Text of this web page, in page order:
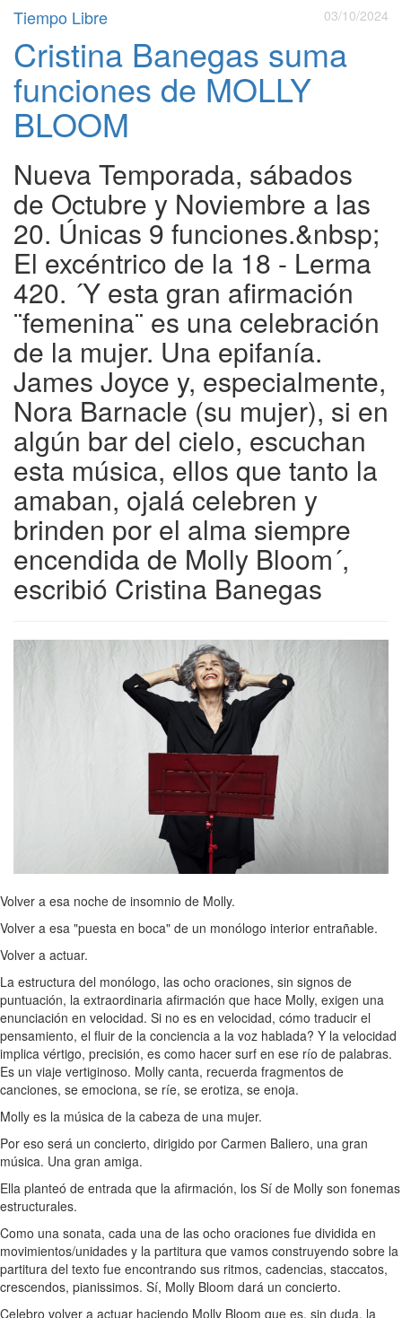
Tiempo Libre 03/10/2024
Cristina Banegas suma
funciones de MOLLY
BLOOM
Nueva Temporada, sábados
de Octubre y Noviembre a las
20. Únicas 9 funciones.&nbsp;
El excéntrico de la 18 - Lerma
420. ´Y esta gran afirmación
¨femenina¨ es una celebración
de la mujer. Una epifanía.
James Joyce y, especialmente,
Nora Barnacle (su mujer), si en
algún bar del cielo, escuchan
esta música, ellos que tanto la
amaban, ojalá celebren y
brinden por el alma siempre
encendida de Molly Bloom´,
escribió Cristina Banegas
Volver a esa noche de insomnio de Molly.
Volver a esa "puesta en boca" de un monólogo interior entrañable.
Volver a actuar.
La estructura del monólogo, las ocho oraciones, sin signos de
puntuación, la extraordinaria afirmación que hace Molly, exigen una
enunciación en velocidad. Si no es en velocidad, cómo traducir el
pensamiento, el fluir de la conciencia a la voz hablada? Y la velocidad
implica vértigo, precisión, es como hacer surf en ese río de palabras.
Es un viaje vertiginoso. Molly canta, recuerda fragmentos de
canciones, se emociona, se ríe, se erotiza, se enoja.
Molly es la música de la cabeza de una mujer.
Por eso será un concierto, dirigido por Carmen Baliero, una gran
música. Una gran amiga.
Ella planteó de entrada que la afirmación, los Sí de Molly son fonemas
estructurales.
Como una sonata, cada una de las ocho oraciones fue dividida en
movimientos/unidades y la partitura que vamos construyendo sobre la
partitura del texto fue encontrando sus ritmos, cadencias, staccatos,
crescendos, pianissimos. Sí, Molly Bloom dará un concierto.
Celebro volver a actuar haciendo Molly Bloom que es, sin duda, la